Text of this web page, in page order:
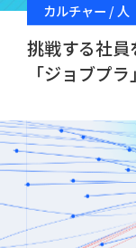
ニュース
プロダク
採用
WingArc
カルチャー / 人
挑戦する社
「ジョブプ